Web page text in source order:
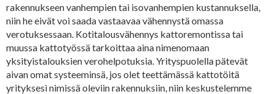
rakennukseen vanhempien tai isovanhempien kustannuksella,
niin he eivät voi saada vastaavaa vähennystä omassa
verotuksessaan. Kotitalousvähennys kattoremontissa tai
muussa kattotyössä tarkoittaa aina nimenomaan
yksityistalouksien verohelpotuksia. Yrityspuolella pätevät
aivan omat systeeminsä, jos olet teettämässä kattotöitä
yrityksesi nimissä oleviin rakennuksiin, niin keskustelemme